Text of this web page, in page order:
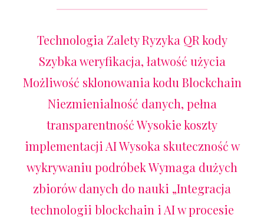
Technologia Zalety Ryzyka QR kody
Szybka weryfikacja, łatwość użycia
Możliwość sklonowania kodu Blockchain
Niezmienialność danych, pełna
transparentność Wysokie koszty
implementacji AI Wysoka skuteczność w
wykrywaniu podróbek Wymaga dużych
zbiorów danych do nauki „Integracja
technologii blockchain i AI w procesie